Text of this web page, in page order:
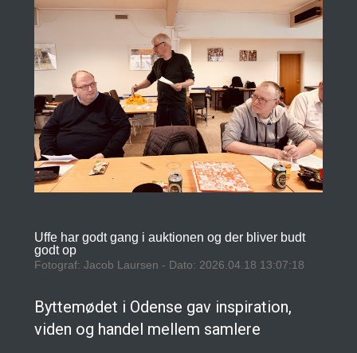
Uffe har godt gang i auktionen og der bliver budt
godt op
Fotograf: Jacob Laursen - Dato: 2026.04.18 13:07:18
Byttemødet i Odense gav inspiration,
viden og handel mellem samlere